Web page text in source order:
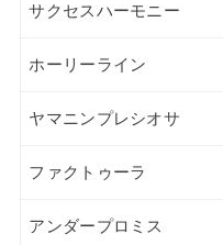
サクセスハーモニー
ホーリーライン
ヤマニンプレシオサ
ファクトゥーラ
アンダープロミス